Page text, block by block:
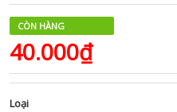
CÒN HÀNG
40.000₫
Loại